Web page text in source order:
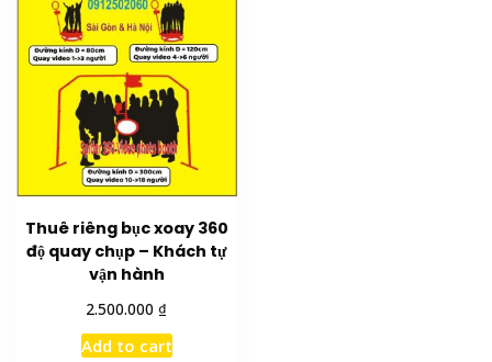
Thuê riêng bục xoay 360
độ quay chụp – Khách tự
vận hành
2.500.000 ₫
Add to cart